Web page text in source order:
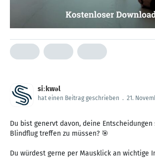
siːkwəl
hat einen Beitrag geschrieben . 21.
Du bist genervt davon, deine
Blindflug treffen zu müssen? 🎯
Du würdest gerne per Mausklick an wichtige